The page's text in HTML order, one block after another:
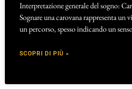
Interpretazione generale del sogno:
Sognare una carovana rappresenta un
un percorso, spesso indicando un
SCOPRI DI PIÙ »